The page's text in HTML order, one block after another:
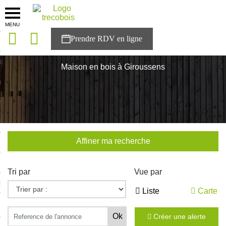
MENU
solutions
Trecobois
à NESTOR
Maison en bois à Giroussens
Affiner ma recherche
Tri par Vue par
Liste Carte
Créer une alerte